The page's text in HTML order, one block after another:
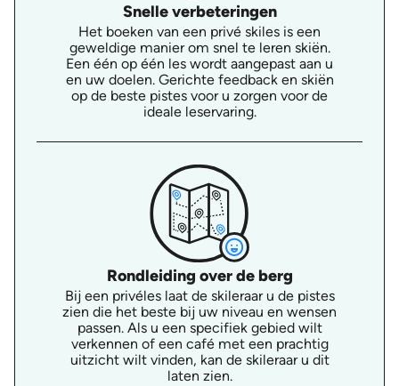
Snelle verbeteringen
Het boeken van een privé skiles is een
geweldige manier om snel te leren skiën.
Een één op één les wordt aangepast aan u
en uw doelen. Gerichte feedback en skiën
op de beste pistes voor u zorgen voor de
ideale leservaring.
Rondleiding over de berg
Bij een privéles laat de skileraar u de pistes
zien die het beste bij uw niveau en wensen
passen. Als u een specifiek gebied wilt
verkennen of een café met een prachtig
uitzicht wilt vinden, kan de skileraar u dit
laten zien.